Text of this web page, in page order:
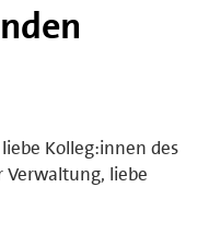
Kolleg:innen des
liebe